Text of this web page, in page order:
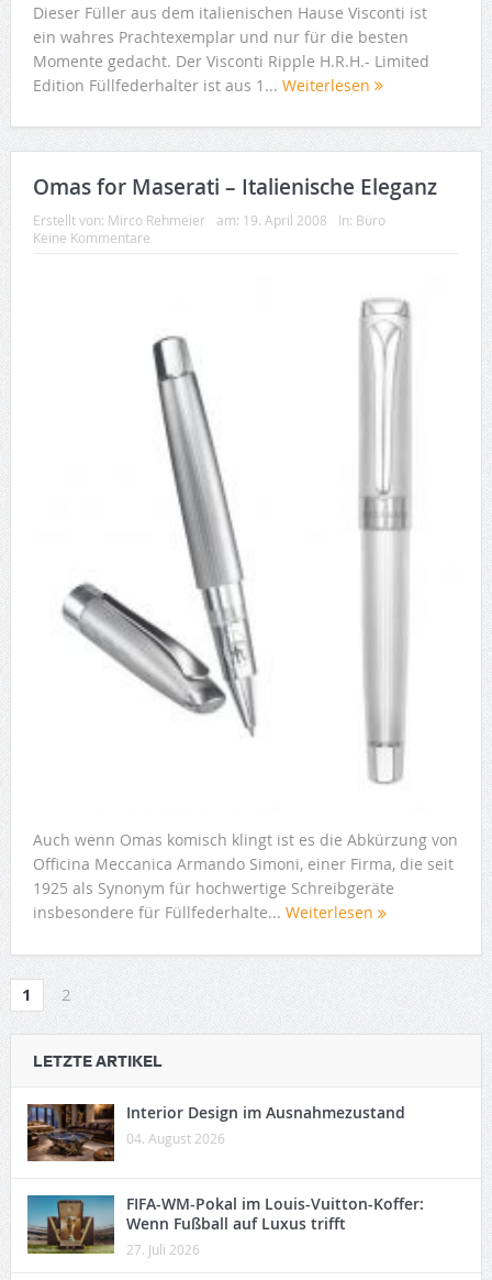
Dieser Füller aus dem italienischen Hause Visconti ist
ein wahres Prachtexemplar und nur für die besten
Momente gedacht. Der Visconti Ripple H.R.H.- Limited
Edition Füllfederhalter ist aus 1... Weiterlesen
Omas for Maserati – Italienische Eleganz
Erstellt von: Mirco Rehmeier am: 19. April 2008 In: Büro
Keine Kommentare
Auch wenn Omas komisch klingt ist es die Abkürzung von
Officina Meccanica Armando Simoni, einer Firma, die seit
1925 als Synonym für hochwertige Schreibgeräte
insbesondere für Füllfederhalte... Weiterlesen
1 2
LETZTE ARTIKEL
Interior Design im Ausnahmezustand
04. August 2026
FIFA-WM-Pokal im Louis-Vuitton-Koffer:
Wenn Fußball auf Luxus trifft
27. Juli 2026